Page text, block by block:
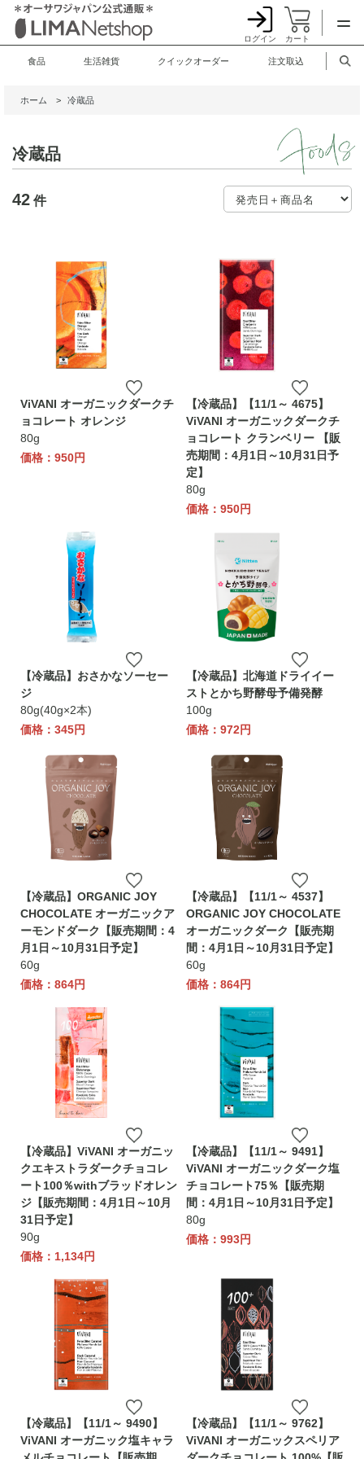
ログイン カート
食品 生活雑貨 クイックオーダー 注文取込
ホーム > 冷蔵品
冷蔵品
42 件
ViVANI オーガニックダークチ
ョコレート オレンジ
80g
価格：950円
【冷蔵品】【11/1～ 4675】
ViVANI オーガニックダークチ
ョコレート クランベリー 【販
売期間：4月1日～10月31日予
定】
80g
価格：950円
【冷蔵品】おさかなソーセー
ジ
80g(40g×2本)
価格：345円
【冷蔵品】北海道ドライイー
ストとかち野酵母予備発酵
100g
価格：972円
【冷蔵品】ORGANIC JOY
CHOCOLATE オーガニックア
ーモンドダーク【販売期間：4
月1日～10月31日予定】
60g
価格：864円
【冷蔵品】【11/1～ 4537】
ORGANIC JOY CHOCOLATE
オーガニックダーク【販売期
間：4月1日～10月31日予定】
60g
価格：864円
【冷蔵品】ViVANI オーガニッ
クエキストラダークチョコレ
ート100％withブラッドオレン
ジ【販売期間：4月1日～10月
31日予定】
90g
価格：1,134円
【冷蔵品】【11/1～ 9491】
ViVANI オーガニックダーク塩
チョコレート75％【販売期
間：4月1日～10月31日予定】
80g
価格：993円
【冷蔵品】【11/1～ 9490】
ViVANI オーガニック塩キャラ
【冷蔵品】【11/1～ 9762】
ViVANI オーガニックスペリア